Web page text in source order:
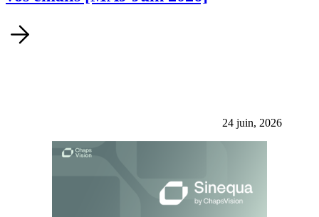
24 juin, 2026